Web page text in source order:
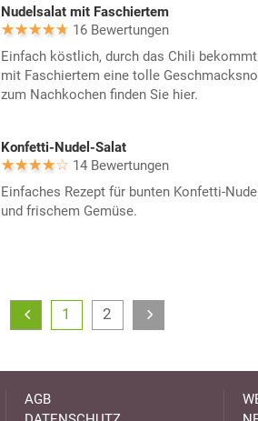
Nudelsalat mit Faschiertem
16 Bewertungen
Einfach köstlich, durch das Chili
mit Faschiertem eine tolle
zum Nachkochen finden Sie hier.
Konfetti-Nudel-Salat
14 Bewertungen
Einfaches Rezept für bunten Konfetti-
und frischem Gemüse.
1 2
AGB